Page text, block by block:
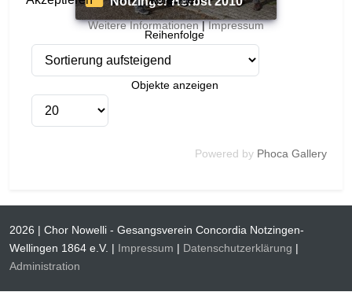
Reihenfolge
Objekte anzeigen
Powered by Phoca Gallery
2026 | Chor Nowelli - Gesangsverein Concordia Notzingen-
Wellingen 1864 e.V. | Impressum | Datenschutzerklärung |
Administration
Weitere Informationen|Impressum